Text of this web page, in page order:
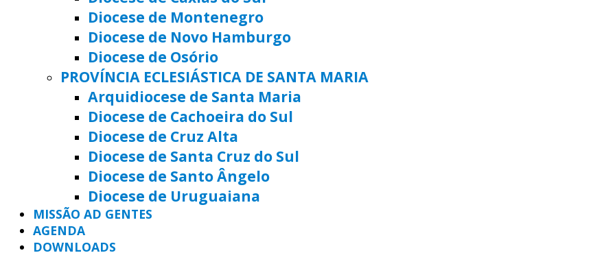
Diocese de Montenegro
Diocese de Novo Hamburgo
Diocese de Osório
PROVÍNCIA ECLESIÁSTICA DE SANTA MARIA
Arquidiocese de Santa Maria
Diocese de Cachoeira do Sul
Diocese de Cruz Alta
Diocese de Santa Cruz do Sul
Diocese de Santo Ângelo
Diocese de Uruguaiana
MISSÃO AD GENTES
AGENDA
DOWNLOADS